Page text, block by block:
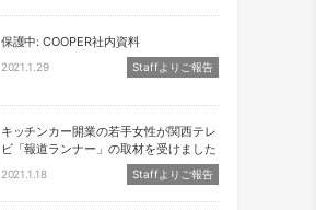
保護中: COOPER社内資料
2021.1.29 Staffよりご報告
キッチンカー開業の若手女性が関西テレ
ビ「報道ランナー」の取材を受けました
2021.1.18 Staffよりご報告